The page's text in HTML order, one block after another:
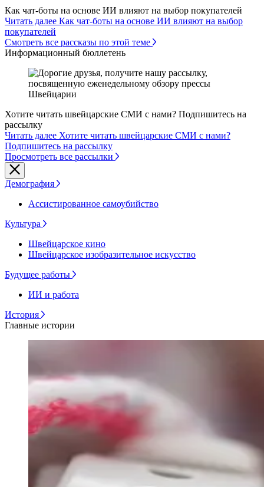
Как чат-боты на основе ИИ влияют на выбор покупателей
Читать далее Как чат-боты на основе ИИ влияют на выбор
покупателей
Смотреть все рассказы по этой теме
Информационный бюллетень
Хотите читать швейцарские СМИ с нами? Подпишитесь на
рассылку
Читать далее Хотите читать швейцарские СМИ с нами?
Подпишитесь на рассылку
Просмотреть все рассылки
Демография
Ассистированное самоубийство
Культура
Швейцарское кино
Швейцарское изобразительное искусство
Будущее работы
ИИ и работа
История
Главные истории